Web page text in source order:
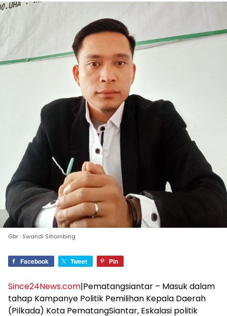
Gbr : Swandi Sihombing
Facebook Tweet Pin
Since24News.com|Pematangsiantar – Masuk dalam
tahap Kampanye Politik Pemilihan Kepala Daerah
(Pilkada) Kota PematangSiantar, Eskalasi politik